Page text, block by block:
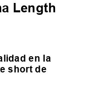
Length
en la
short de